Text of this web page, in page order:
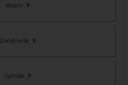
Bosch
Constructa
Cylinda